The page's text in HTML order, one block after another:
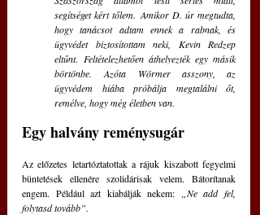
segítséget kért tőlem. Amikor D. úr megtudta,
hogy tanácsot adtam ennek a rabnak, és
ügyvédet biztosítottam neki, Kevin Redzep
eltűnt. Feltételezhetően áthelyezték egy másik
börtönbe. Azóta Wörmer asszony, az
ügyvédem hiába próbálja megtalálni őt,
remélve, hogy még életben van.
Egy halvány reménysugár
Az előzetes letartóztatottak a rájuk kiszabott fegyelmi
büntetések ellenére szolidárisak velem. Bátorítanak
engem. Például azt kiabálják nekem:
„Ne add fel,
folytasd tovább”.